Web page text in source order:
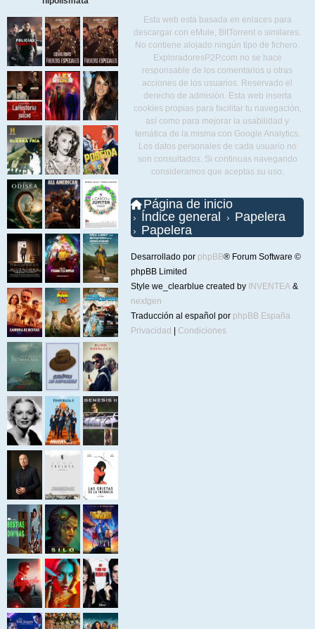
Esta web está basada en enlaces para
descargar con eMule, BitTorrent o similares.
No contiene alojado ningún tipo de fichero.
ExploradoresP2P.com no se hace
responsable de los comentarios u otras
acciones de los usuarios. Reservado el
derecho de admisión. Esta web inserta
cookies propias para facilitar tu navegación,
así como para mejorar la usabilidad y
temática de la misma con Google Analytics.
Los datos personales de cada usuario no
son consultados. Si continuas navegando
consideramos que aceptas su uso.
Página de inicio
Índice general
Papelera
Papelera
Desarrollado por phpBB® Forum Software ©
phpBB Limited
Style we_clearblue created by INVENTEA &
nextgen
Traducción al español por phpBB España
Privacidad
Condiciones